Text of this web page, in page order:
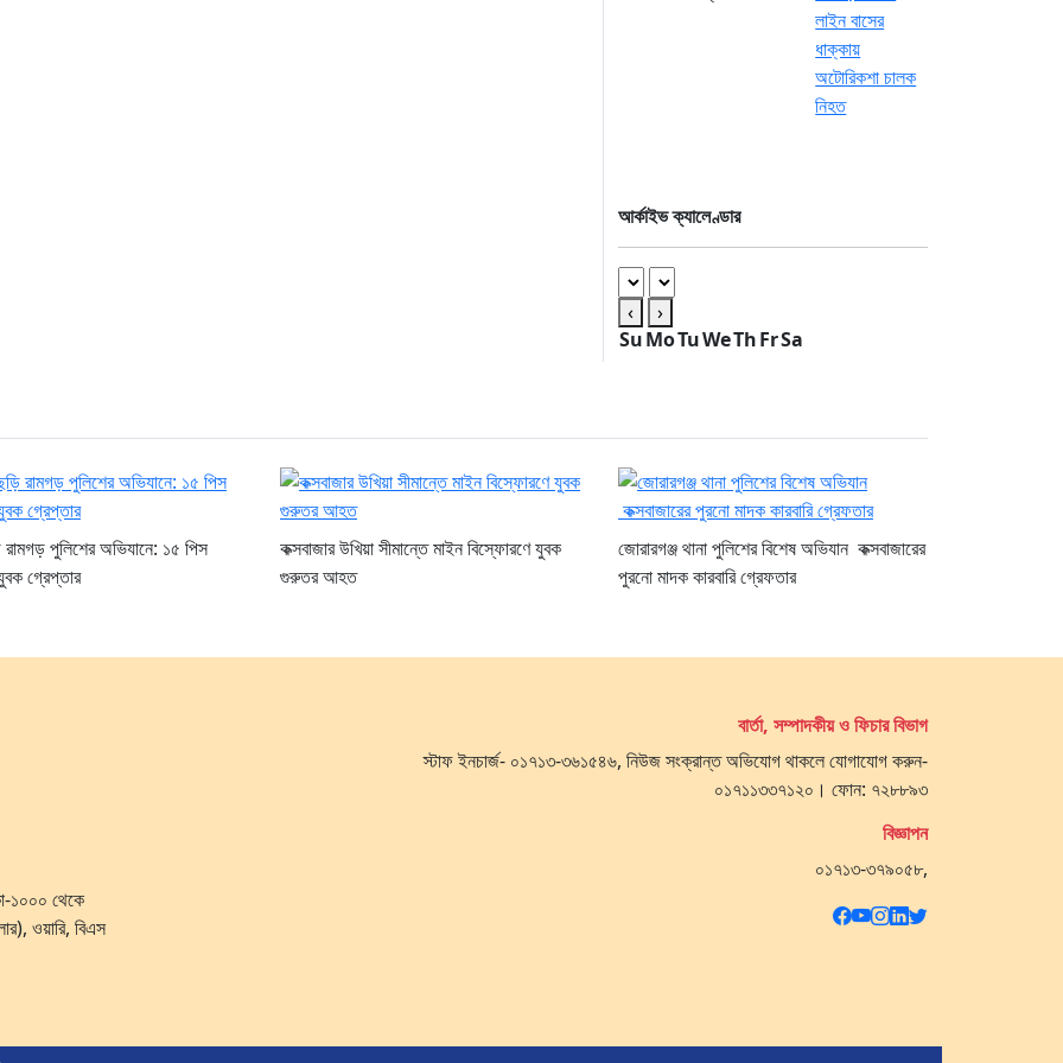
আর্কাইভ ক্যালেণ্ডার
‹
›
SuMoTuWeThFrSa
রামগড় পুলিশের অভিযানে: ১৫ পিস
গ্রেপ্তার
কক্সবাজার উখিয়া সীমান্তে মাইন বিস্ফোরণে যুবক
গুরুতর আহত
জোরারগঞ্জ থানা পুলিশের বিশেষ অভিযান কক্সবাজারের
পুরনো মাদক কারবারি গ্রেফতার
১০০০ থেকে
ওয়ারি, বিএস
বার্তা, সম্পাদকীয় ও ফিচার বিভাগ
স্টাফ ইনচার্জ- ০১৭১৩-৩৬১৫৪৬, নিউজ সংক্রান্ত অভিযোগ থাকলে যোগাযোগ করুন-
০১৭১১৩৩৭১২০। ফোন: ৭২৮৮৯৩
বিজ্ঞাপন
০১৭১৩-৩৭৯০৫৮,